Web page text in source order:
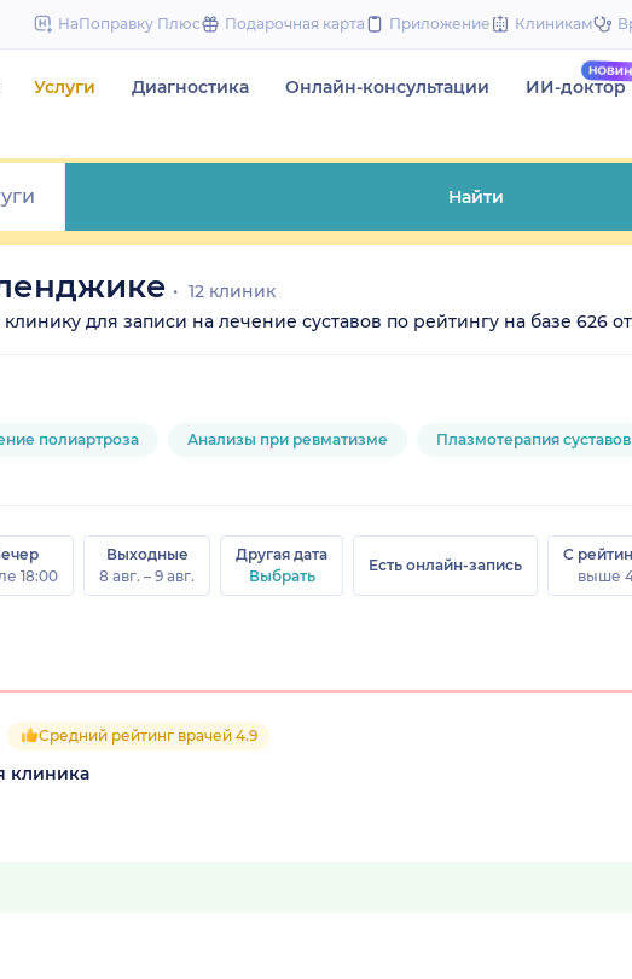
to
НаПоправку Плюс Подарочная карта Приложение Клиникам
Услуги Диагностика Онлайн-консультации ИИ-доктор
Найти
12 клиник
для записи на лечение суставов по рейтингу на базе 626
полиартроза Анализы при ревматизме Плазмотерапия суставов
18:00
Выходные
8 авг. – 9 авг.
Другая дата
Выбрать
Есть онлайн-запись
С
выше
Средний рейтинг врачей 4.9
клиника